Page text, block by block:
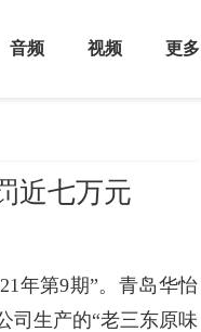
音频 视频 更多
近七万元
年第9期”。青岛华怡
司生产的“老三东原味